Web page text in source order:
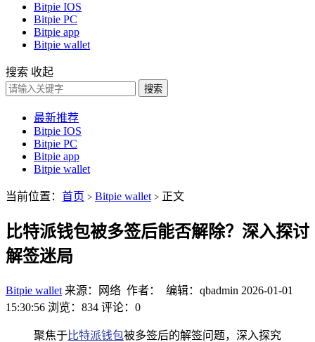
Bitpie IOS
Bitpie PC
Bitpie app
Bitpie wallet
搜索 收起
搜索
最新推荐
Bitpie IOS
Bitpie PC
Bitpie app
Bitpie wallet
当前位置： 首页 > Bitpie wallet > 正文
比特派钱包被多签后能否解除？深入探讨
解签迷局
Bitpie wallet 来源：网络 作者： 编辑：qbadmin 2026-01-01
15:30:56 浏览：834 评论：0
聚焦于比特派钱包被多签后的解签问题，深入探究